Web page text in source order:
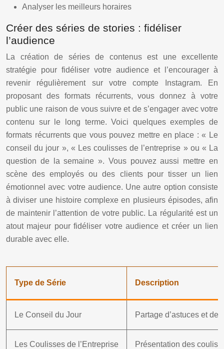
Analyser les meilleurs horaires
Créer des séries de stories : fidéliser
l’audience
La création de séries de contenus est une excellente
stratégie pour fidéliser votre audience et l’encourager à
revenir régulièrement sur votre compte Instagram. En
proposant des formats récurrents, vous donnez à votre
public une raison de vous suivre et de s’engager avec votre
contenu sur le long terme. Voici quelques exemples de
formats récurrents que vous pouvez mettre en place : « Le
conseil du jour », « Les coulisses de l’entreprise » ou « La
question de la semaine ». Vous pouvez aussi mettre en
scène des employés ou des clients pour tisser un lien
émotionnel avec votre audience. Une autre option consiste
à diviser une histoire complexe en plusieurs épisodes, afin
de maintenir l’attention de votre public. La régularité est un
atout majeur pour fidéliser votre audience et créer un lien
durable avec elle.
Type de Série Description
Le Conseil du Jour Partage d’astuces et de
Les Coulisses de l’Entreprise Présentation des